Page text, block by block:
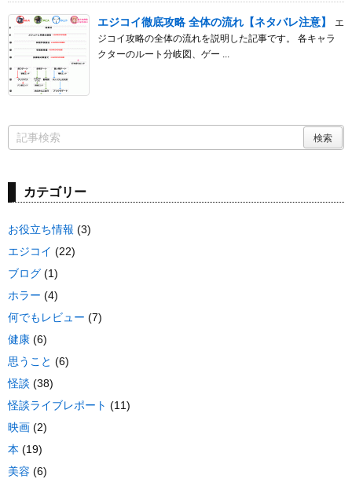
エジコイ徹底攻略 全体の流れ【ネタバレ注意】
エ
ジコイ攻略の全体の流れを説明した記事です。 各キャラ
クターのルート分岐図、ゲー ...
カテゴリー
お役立ち情報 (3)
エジコイ (22)
ブログ (1)
ホラー (4)
何でもレビュー (7)
健康 (6)
思うこと (6)
怪談 (38)
怪談ライブレポート (11)
映画 (2)
本 (19)
美容 (6)